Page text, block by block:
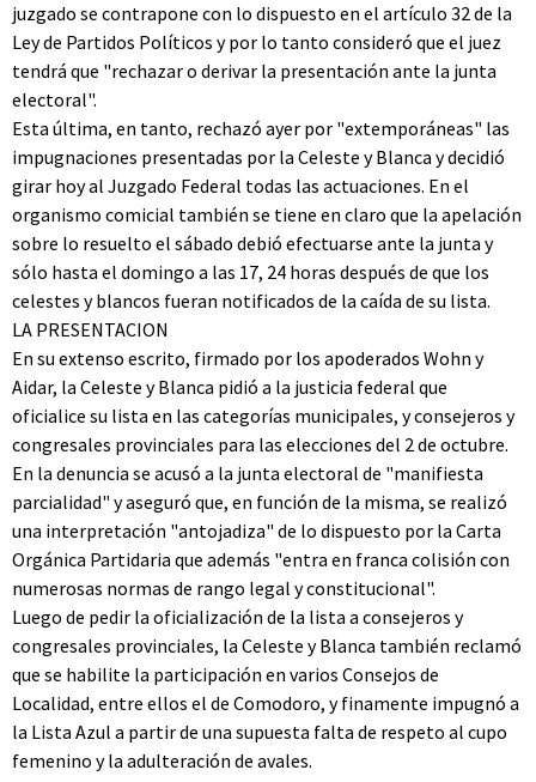
juzgado se contrapone con lo dispuesto en el artículo 32 de la
Ley de Partidos Políticos y por lo tanto consideró que el juez
tendrá que "rechazar o derivar la presentación ante la junta
electoral".
Esta última, en tanto, rechazó ayer por "extemporáneas" las
impugnaciones presentadas por la Celeste y Blanca y decidió
girar hoy al Juzgado Federal todas las actuaciones. En el
organismo comicial también se tiene en claro que la apelación
sobre lo resuelto el sábado debió efectuarse ante la junta y
sólo hasta el domingo a las 17, 24 horas después de que los
celestes y blancos fueran notificados de la caída de su lista.
LA PRESENTACION
En su extenso escrito, firmado por los apoderados Wohn y
Aidar, la Celeste y Blanca pidió a la justicia federal que
oficialice su lista en las categorías municipales, y consejeros y
congresales provinciales para las elecciones del 2 de octubre.
En la denuncia se acusó a la junta electoral de "manifiesta
parcialidad" y aseguró que, en función de la misma, se realizó
una interpretación "antojadiza" de lo dispuesto por la Carta
Orgánica Partidaria que además "entra en franca colisión con
numerosas normas de rango legal y constitucional".
Luego de pedir la oficialización de la lista a consejeros y
congresales provinciales, la Celeste y Blanca también reclamó
que se habilite la participación en varios Consejos de
Localidad, entre ellos el de Comodoro, y finamente impugnó a
la Lista Azul a partir de una supuesta falta de respeto al cupo
femenino y la adulteración de avales.